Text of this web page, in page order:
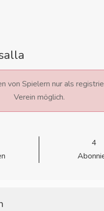
von Spielern nur als
Verein möglich.
4